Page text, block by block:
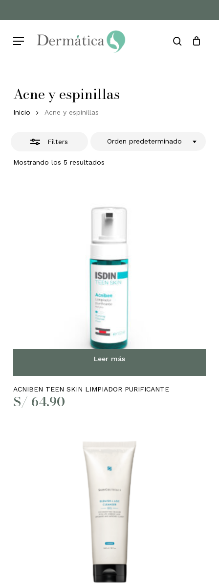
to
content
Menu search
Cart Close
Acne y espinillas
Inicio Acne y espinillas
Filters
Mostrando los 5 resultados
Orden predeterminado
Close
Leer más
ACNIBEN TEEN SKIN LIMPIADOR PURIFICANTE
S/ 64.90